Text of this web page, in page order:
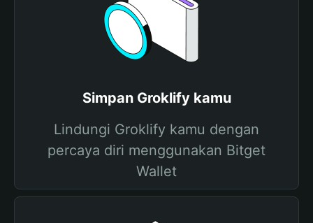
Simpan Groklify kamu
Lindungi Groklify kamu dengan
percaya diri menggunakan Bitget
Wallet